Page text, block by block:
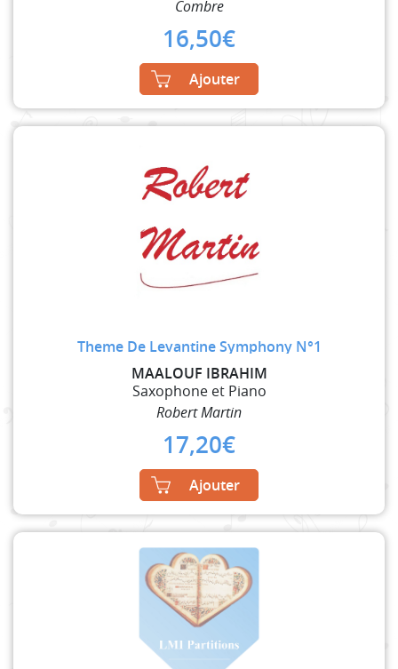
Combre
16,50€
Ajouter
Theme De Levantine Symphony N°1
MAALOUF IBRAHIM
Saxophone et Piano
Robert Martin
17,20€
Ajouter